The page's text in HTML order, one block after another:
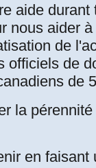
aide durant
nous aider
de
officiels de
de
la
en faisant